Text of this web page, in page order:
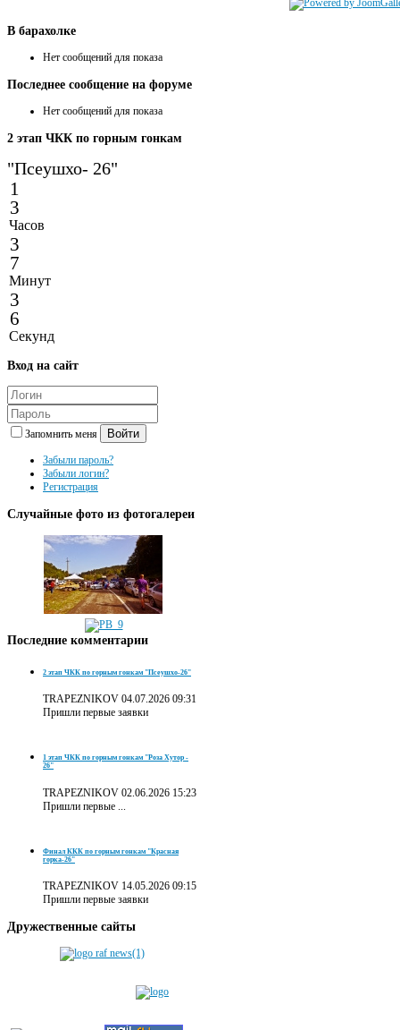
В барахолке
Нет сообщений для показа
Последнее сообщение на форуме
Нет сообщений для показа
2 этап ЧКК по горным гонкам
"Псеушхо- 26"
1
3
Часов
3
7
Минут
3
6
Секунд
Вход на сайт
Запомнить меня Войти
Забыли пароль?
Забыли логин?
Регистрация
Случайные фото из фотогалереи
Последние комментарии
2 этап ЧКК по горным гонкам "Псеушхо-26"
TRAPEZNIKOV 04.07.2026 09:31
Пришли первые заявки
1 этап ЧКК по горным гонкам "Роза Хутор -
26"
TRAPEZNIKOV 02.06.2026 15:23
Пришли первые ...
Финал ККК по горным гонкам "Красная
горка-26"
TRAPEZNIKOV 14.05.2026 09:15
Пришли первые заявки
Дружественные сайты